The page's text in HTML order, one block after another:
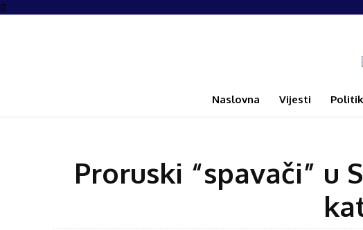
Naslovna Vijesti
Proruski “spavači” u